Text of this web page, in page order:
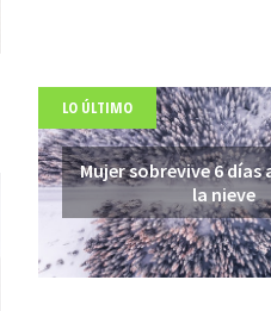
LO ÚLTIMO
Mujer sobrevive 6 días
la nieve